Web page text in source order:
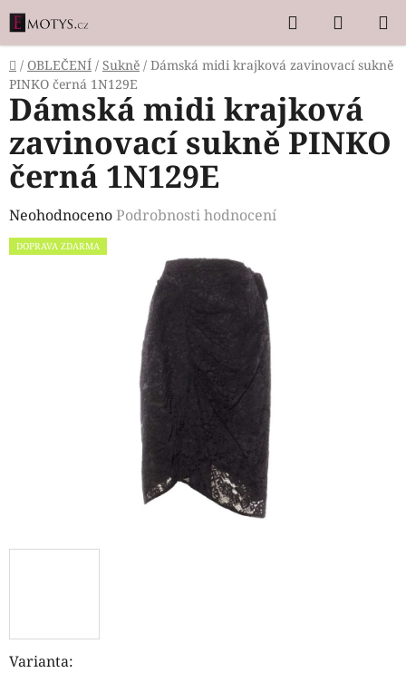
Přejít
na
obsah
Hledat
KOŠÍK
Domů
/ OBLEČENÍ / Sukně / Dámská midi krajková zavinovací sukně
PINKO černá 1N129E
Varianta:
Dámská midi krajková
zavinovací sukně PINKO
černá 1N129E
Průměrné
hodnocení
NeohodnocenoPodrobnosti hodnocení
DOPRAVA ZDARMA